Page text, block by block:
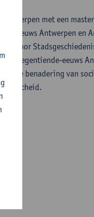
met een
eeuws Antwerpen en
voor
in negentiende-eeuws
benadering van